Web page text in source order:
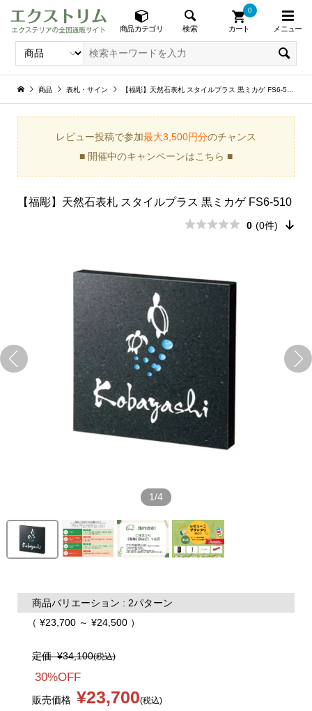
商品カテゴリ 検索 カート
0
メニュー
商品 表札・サイン 【福彫】天然石表札 スタイルプラス 黒ミカゲ FS6-510
レビュー投稿で参加最大3,500円分のチャンス
■ 開催中のキャンペーンはこちら ■
【福彫】天然石表札 スタイルプラス 黒ミカゲ FS6-510
0 (0件)
1/4
商品バリエーション : 2パターン
（ ¥23,700 ～ ¥24,500 ）
定価¥34,100(税込)
30%OFF
販売価格 ¥23,700(税込)